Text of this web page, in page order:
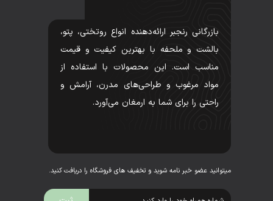
بازرگانی رنجبر ارائه‌دهنده انواع روتختی، پتو،
بالشت و ملحفه با بهترین کیفیت و قیمت
مناسب است. این محصولات با استفاده از
مواد مرغوب و طراحی‌های مدرن، آرامش و
راحتی را برای شما به ارمغان می‌آورد.
میتوانید عضو خبر نامه شوید و تخفیف های فروشگاه را دریافت کنید.